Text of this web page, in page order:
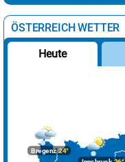
ÖSTERREICH WETTER
Heute
Bregenz24°